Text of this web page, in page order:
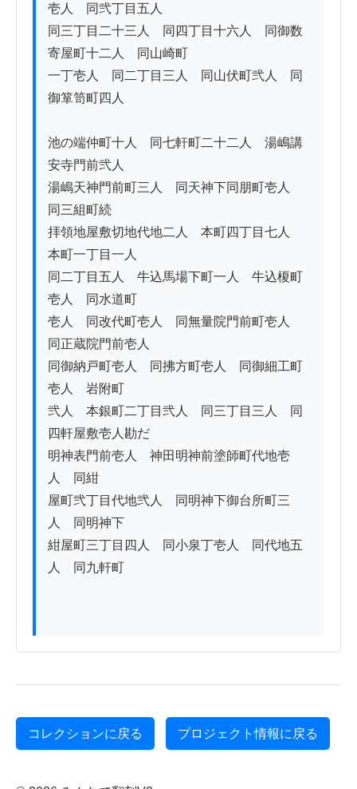
壱人　同弐丁目五人
同三丁目二十三人　同四丁目十六人　同御数
寄屋町十二人　同山崎町
一丁壱人　同二丁目三人　同山伏町弐人　同
御箪笥町四人
池の端仲町十人　同七軒町二十二人　湯嶋講
安寺門前弐人
湯嶋天神門前町三人　同天神下同朋町壱人
同三組町続
拝領地屋敷切地代地二人　本町四丁目七人
本町一丁目一人
同二丁目五人　牛込馬場下町一人　牛込榎町
壱人　同水道町
壱人　同改代町壱人　同無量院門前町壱人
同正蔵院門前壱人
同御納戸町壱人　同拂方町壱人　同御細工町
壱人　岩附町
弐人　本銀町二丁目弐人　同三丁目三人　同
四軒屋敷壱人勘だ
明神表門前壱人　神田明神前塗師町代地壱
人　同紺
屋町弐丁目代地弐人　同明神下御台所町三
人　同明神下
紺屋町三丁目四人　同小泉丁壱人　同代地五
人　同九軒町
コレクションに戻る プロジェクト情報に戻る